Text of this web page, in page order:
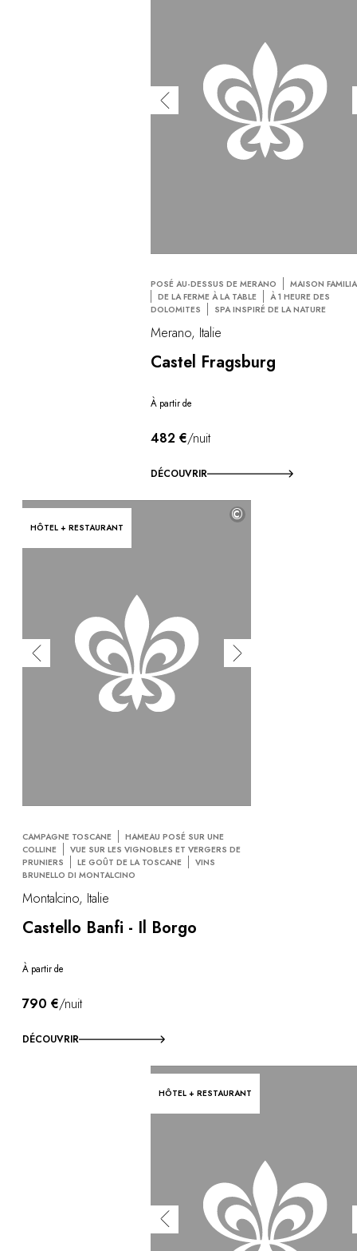
POSÉ AU-DESSUS DE MERANO
MAISON
DE LA FERME À LA TABLE
À 1 HEURE DES
DOLOMITES
SPA INSPIRÉ DE LA NATURE
Merano, Italie
Castel Fragsburg
À partir de
482 €/nuit
DÉCOUVRIR
HÔTEL + RESTAURANT
©
CAMPAGNE TOSCANE
HAMEAU POSÉ SUR UNE
COLLINE
VUE SUR LES VIGNOBLES ET VERGERS DE
PRUNIERS
LE GOÛT DE LA TOSCANE
VINS
BRUNELLO DI MONTALCINO
Montalcino, Italie
Castello Banfi - Il Borgo
À partir de
790 €/nuit
DÉCOUVRIR
HÔTEL + RESTAURANT